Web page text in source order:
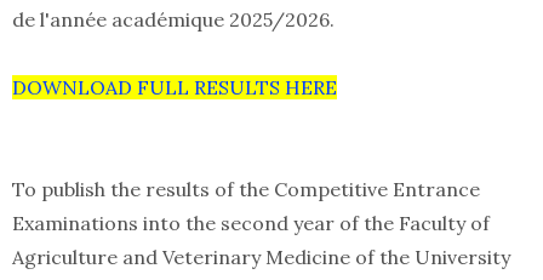
de l'année académique 2025/2026.
DOWNLOAD FULL RESULTS HERE
To publish the results of the Competitive Entrance
Examinations into the second year of the Faculty of
Agriculture and Veterinary Medicine of the University